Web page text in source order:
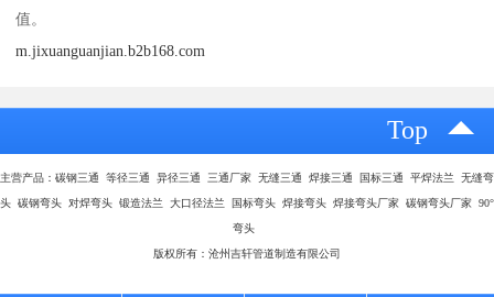
值。
m.jixuanguanjian.b2b168.com
Top
主营产品：碳钢三通 等径三通 异径三通 三通厂家 无缝三通 焊接三通 国标三通 平焊法兰 无缝弯
头 碳钢弯头 对焊弯头 锻造法兰 大口径法兰 国标弯头 焊接弯头 焊接弯头厂家 碳钢弯头厂家 90°
弯头
版权所有：沧州吉轩管道制造有限公司